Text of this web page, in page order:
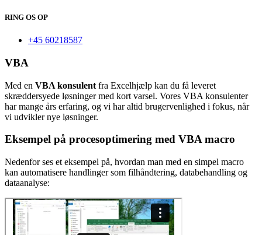
RING OS OP
+45 60218587
VBA
Med en VBA konsulent fra Excelhjælp kan du få leveret
skræddersyede løsninger med kort varsel. Vores VBA konsulenter
har mange års erfaring, og vi har altid brugervenlighed i fokus, når
vi udvikler nye løsninger.
Eksempel på procesoptimering med VBA macro
Nedenfor ses et eksempel på, hvordan man med en simpel macro
kan automatisere handlinger som filhåndtering, databehandling og
dataanalyse: